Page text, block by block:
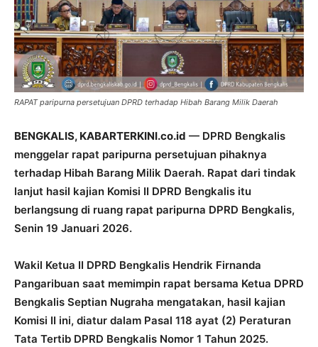
RAPAT paripurna persetujuan DPRD terhadap Hibah Barang Milik Daerah
BENGKALIS, KABARTERKINI.co.id — DPRD Bengkalis
menggelar rapat paripurna persetujuan pihaknya
terhadap Hibah Barang Milik Daerah. Rapat dari tindak
lanjut hasil kajian Komisi II DPRD Bengkalis itu
berlangsung di ruang rapat paripurna DPRD Bengkalis,
Senin 19 Januari 2026.
Wakil Ketua II DPRD Bengkalis Hendrik Firnanda
Pangaribuan saat memimpin rapat bersama Ketua DPRD
Bengkalis Septian Nugraha mengatakan, hasil kajian
Komisi II ini, diatur dalam Pasal 118 ayat (2) Peraturan
Tata Tertib DPRD Bengkalis Nomor 1 Tahun 2025.